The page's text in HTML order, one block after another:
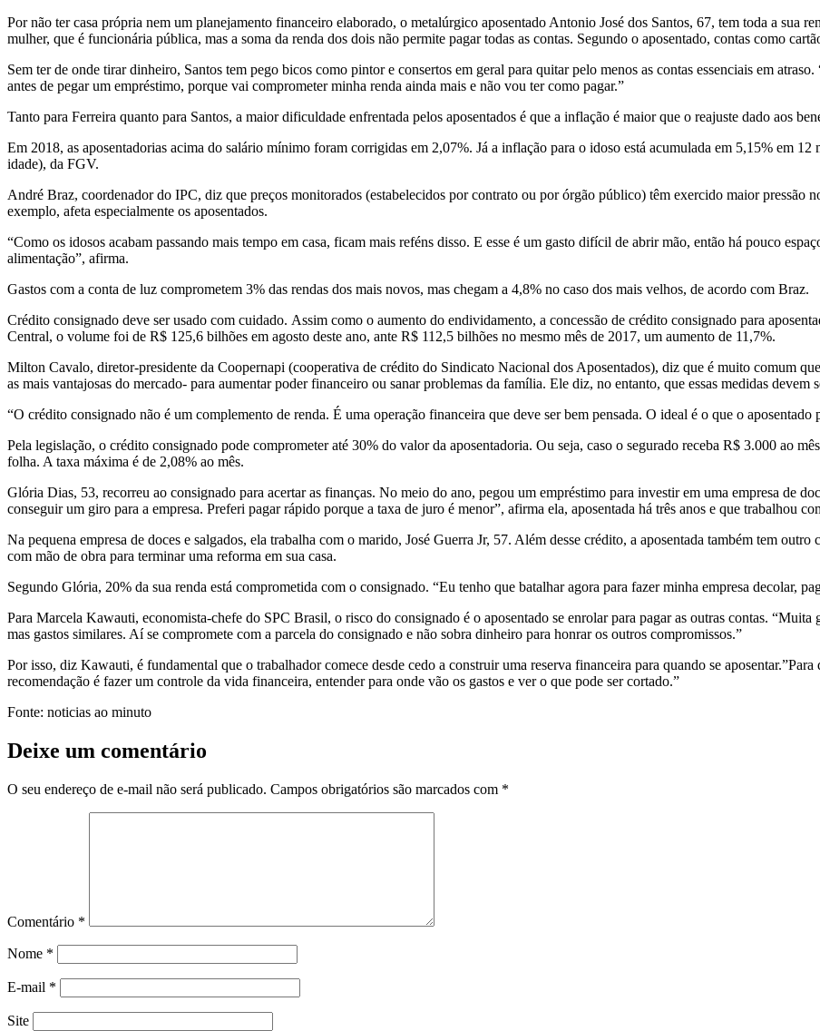
Por não ter casa própria nem um planejamento financeiro elaborado, o metalúrgico aposentado Antonio José dos Santos, 67, tem toda a sua
mulher, que é funcionária pública, mas a soma da renda dos dois não permite pagar todas as contas. Segundo o aposentado, contas como
Sem ter de onde tirar dinheiro, Santos tem pego bicos como pintor e consertos em geral para quitar pelo menos as contas essenciais em
antes de pegar um empréstimo, porque vai comprometer minha renda ainda mais e não vou ter como pagar.”
Tanto para Ferreira quanto para Santos, a maior dificuldade enfrentada pelos aposentados é que a inflação é maior que o reajuste dado aos
Em 2018, as aposentadorias acima do salário mínimo foram corrigidas em 2,07%. Já a inflação para o idoso está acumulada em 5,15% em
idade), da FGV.
André Braz, coordenador do IPC, diz que preços monitorados (estabelecidos por contrato ou por órgão público) têm exercido maior pressão
exemplo, afeta especialmente os aposentados.
“Como os idosos acabam passando mais tempo em casa, ficam mais reféns disso. E esse é um gasto difícil de abrir mão, então há pouco
alimentação”, afirma.
Gastos com a conta de luz comprometem 3% das rendas dos mais novos, mas chegam a 4,8% no caso dos mais velhos, de acordo com Braz.
Crédito consignado deve ser usado com cuidado. Assim como o aumento do endividamento, a concessão de crédito consignado para
Central, o volume foi de R$ 125,6 bilhões em agosto deste ano, ante R$ 112,5 bilhões no mesmo mês de 2017, um aumento de 11,7%.
Milton Cavalo, diretor-presidente da Coopernapi (cooperativa de crédito do Sindicato Nacional dos Aposentados), diz que é muito comum
as mais vantajosas do mercado- para aumentar poder financeiro ou sanar problemas da família. Ele diz, no entanto, que essas medidas devem
“O crédito consignado não é um complemento de renda. É uma operação financeira que deve ser bem pensada. O ideal é o que o aposentado
Pela legislação, o crédito consignado pode comprometer até 30% do valor da aposentadoria. Ou seja, caso o segurado receba R$ 3.000 ao
folha. A taxa máxima é de 2,08% ao mês.
Glória Dias, 53, recorreu ao consignado para acertar as finanças. No meio do ano, pegou um empréstimo para investir em uma empresa de
conseguir um giro para a empresa. Preferi pagar rápido porque a taxa de juro é menor”, afirma ela, aposentada há três anos e que trabalhou
Na pequena empresa de doces e salgados, ela trabalha com o marido, José Guerra Jr, 57. Além desse crédito, a aposentada também tem
com mão de obra para terminar uma reforma em sua casa.
Segundo Glória, 20% da sua renda está comprometida com o consignado. “Eu tenho que batalhar agora para fazer minha empresa decolar,
Para Marcela Kawauti, economista-chefe do SPC Brasil, o risco do consignado é o aposentado se enrolar para pagar as outras contas. “Muita
mas gastos similares. Aí se compromete com a parcela do consignado e não sobra dinheiro para honrar os outros compromissos.”
Por isso, diz Kawauti, é fundamental que o trabalhador comece desde cedo a construir uma reserva financeira para quando se aposentar.”Para
recomendação é fazer um controle da vida financeira, entender para onde vão os gastos e ver o que pode ser cortado.”
Fonte: noticias ao minuto
Deixe um comentário
O seu endereço de e-mail não será publicado. Campos obrigatórios são marcados com *
Comentário *
Nome *
E-mail *
Site